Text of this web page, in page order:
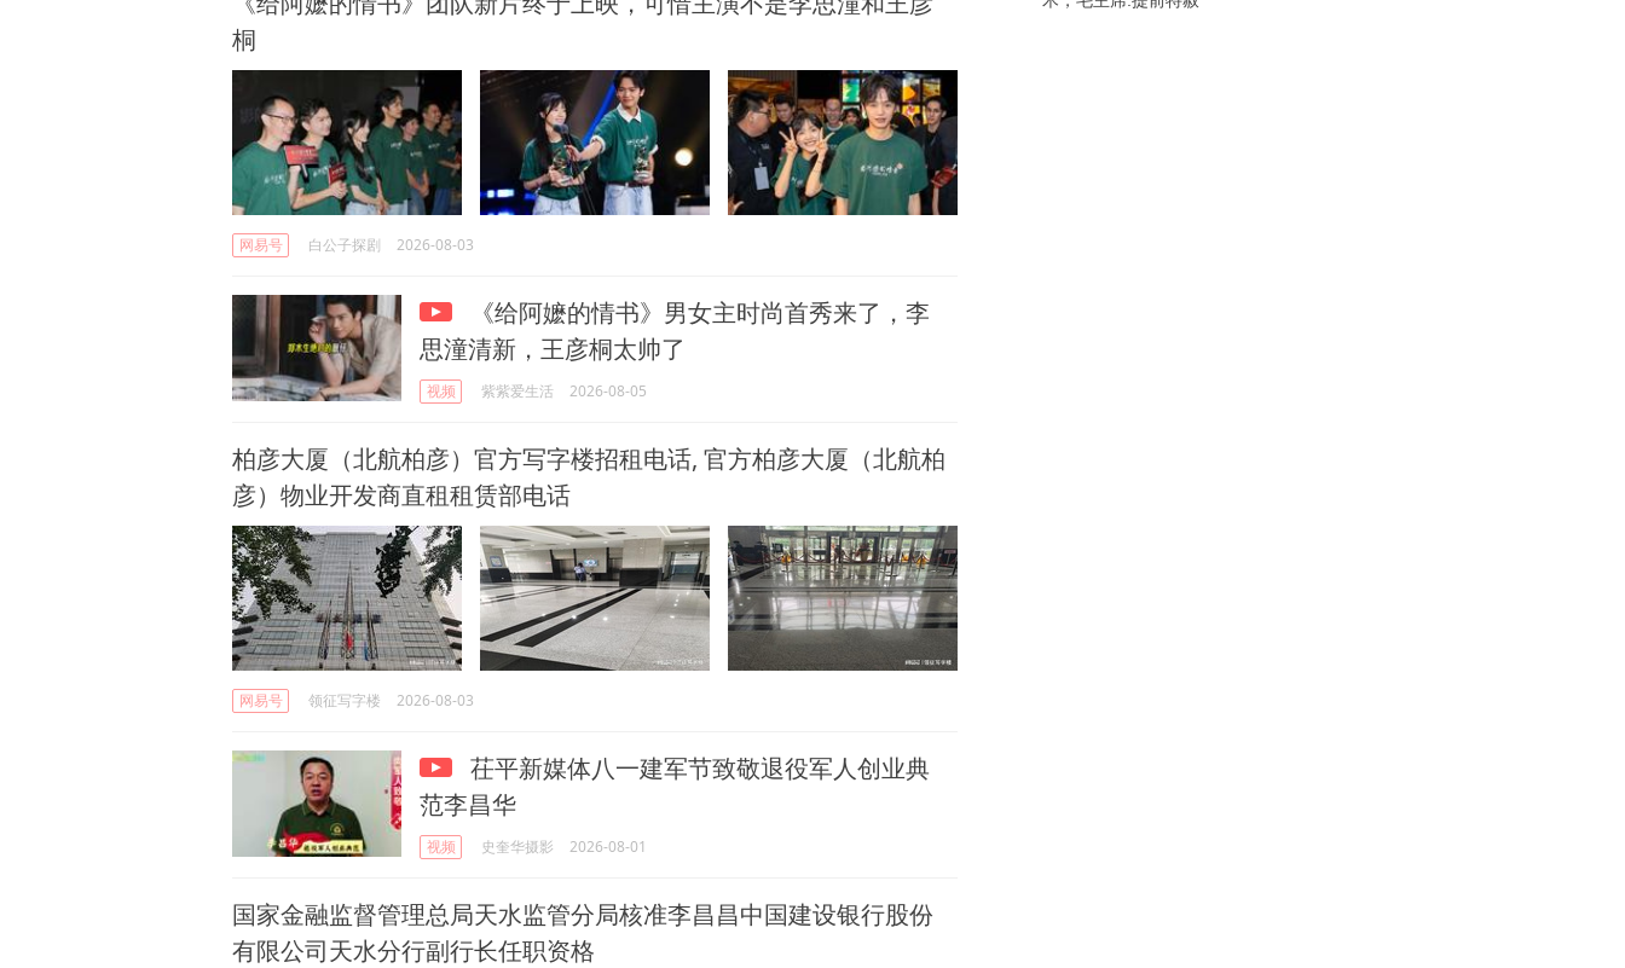
桐
网易号 白公子探剧 2026-08-03
《给阿嬷的情书》男女主时尚首秀来了，李
思潼清新，王彦桐太帅了
视频 紫紫爱生活 2026-08-05
柏彦大厦（北航柏彦）官方写字楼招租电话, 官方柏彦大厦（北航柏
彦）物业开发商直租租赁部电话
网易号 领征写字楼 2026-08-03
茌平新媒体八一建军节致敬退役军人创业典
范李昌华
视频 史奎华摄影 2026-08-01
国家金融监督管理总局天水监管分局核准李昌昌中国建设银行股份
有限公司天水分行副行长任职资格